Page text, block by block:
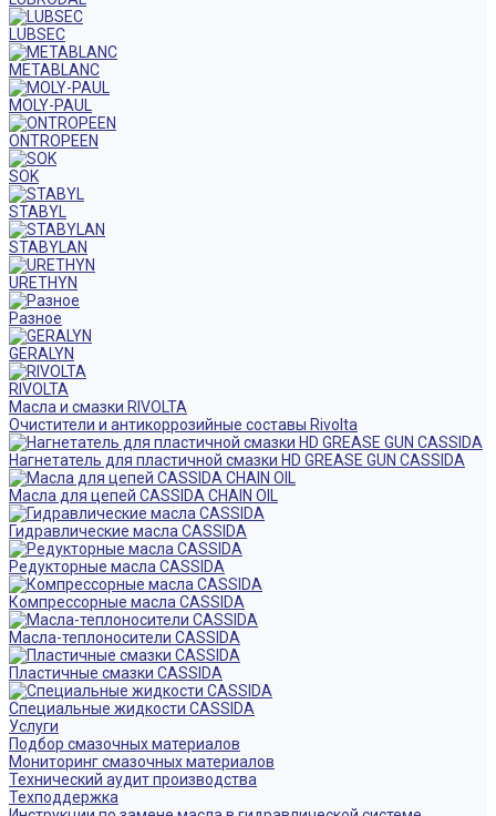
LUBSEC
METABLANC
MOLY-PAUL
ONTROPEEN
SOK
STABYL
STABYLAN
URETHYN
Разное
GERALYN
RIVOLTA
Масла и смазки RIVOLTA
Очистители и антикоррозийные составы Rivolta
Нагнетатель для пластичной смазки HD GREASE GUN CASSIDA
Масла для цепей CASSIDA CHAIN OIL
Гидравлические масла CASSIDA
Редукторные масла CASSIDA
Компрессорные масла CASSIDA
Масла-теплоносители CASSIDA
Пластичные смазки CASSIDA
Специальные жидкости CASSIDA
Услуги
Подбор смазочных материалов
Мониторинг смазочных материалов
Технический аудит производства
Техподдержка